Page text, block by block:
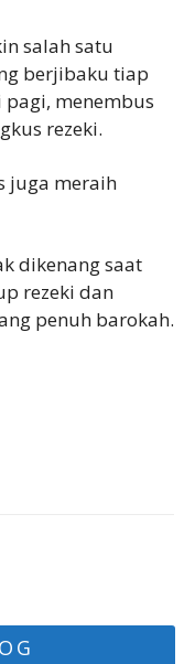
salah satu
berjibaku tiap
menembus
rezeki.
juga meraih
dikenang saat
rezeki dan
penuh barokah.